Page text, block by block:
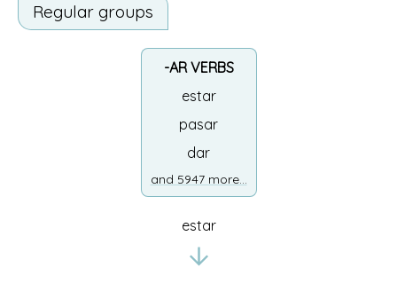
Regular groups
-AR VERBS
estar
pasar
dar
and 5947 more...
estar